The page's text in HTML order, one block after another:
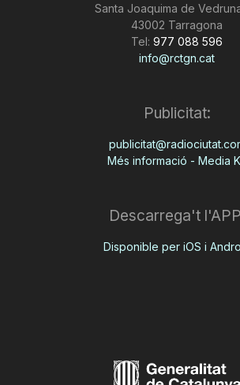
Santa Joaquima de
43002 Tarragona
Tel: 977 088 596
info@rctgn.cat
Publicitat:
Més informació - Media
Descarrega't
Disponible per iOS i